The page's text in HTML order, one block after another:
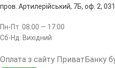
пров. Артилерійський, 7Б, оф. 2,
Пн-Пт: 08:00 — 17:00
Сб-Нд: Вихідний
Оплата з сайту ПриватБанку